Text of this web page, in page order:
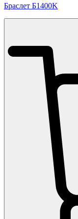
Браслет Б1400K